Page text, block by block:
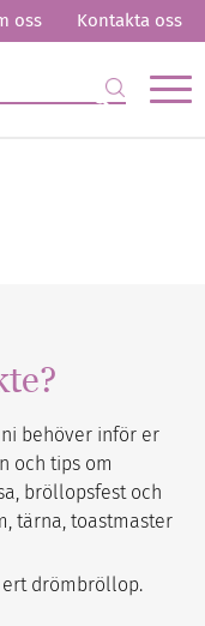
oss Kontakta oss
behöver inför er
och tips om
bröllopsfest och
tärna, toastmaster
ert drömbröllop.